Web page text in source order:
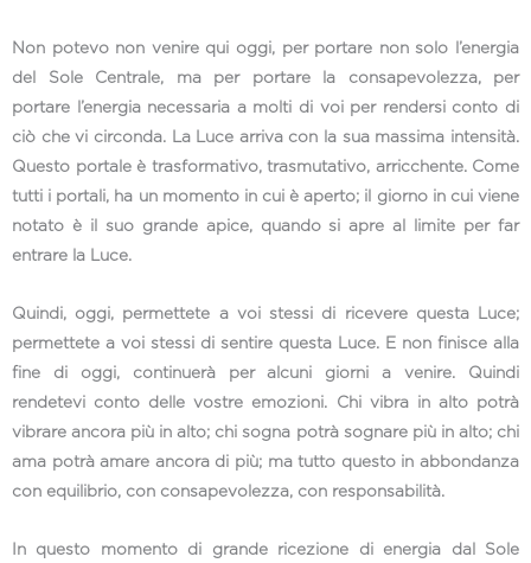
Non potevo non venire qui oggi, per portare non solo l’energia
del Sole Centrale, ma per portare la consapevolezza, per
portare l’energia necessaria a molti di voi per rendersi conto di
ciò che vi circonda. La Luce arriva con la sua massima intensità.
Questo portale è trasformativo, trasmutativo, arricchente. Come
tutti i portali, ha un momento in cui è aperto; il giorno in cui viene
notato è il suo grande apice, quando si apre al limite per far
entrare la Luce.
Quindi, oggi, permettete a voi stessi di ricevere questa Luce;
permettete a voi stessi di sentire questa Luce. E non finisce alla
fine di oggi, continuerà per alcuni giorni a venire. Quindi
rendetevi conto delle vostre emozioni. Chi vibra in alto potrà
vibrare ancora più in alto; chi sogna potrà sognare più in alto; chi
ama potrà amare ancora di più; ma tutto questo in abbondanza
con equilibrio, con consapevolezza, con responsabilità.
In questo momento di grande ricezione di energia dal Sole